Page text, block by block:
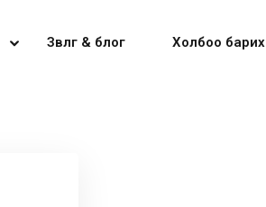
Зөвлөгөө & блог Холбоо барих